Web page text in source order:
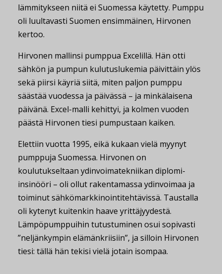
lämmitykseen niitä ei Suomessa käytetty. Pumppu
oli luultavasti Suomen ensimmäinen, Hirvonen
kertoo.
Hirvonen mallinsi pumppua Excelillä. Hän otti
sähkön ja pumpun kulutuslukemia päivittäin ylös
sekä piirsi käyriä siitä, miten paljon pumppu
säästää vuodessa ja päivässä – ja minkälaisena
päivänä. Excel-malli kehittyi, ja kolmen vuoden
päästä Hirvonen tiesi pumpustaan kaiken.
Elettiin vuotta 1995, eikä kukaan vielä myynyt
pumppuja Suomessa. Hirvonen on
koulutukseltaan ydinvoimatekniikan diplomi-
insinööri – oli ollut rakentamassa ydinvoimaa ja
toiminut sähkömarkkinointitehtävissä. Taustalla
oli kytenyt kuitenkin haave yrittäjyydestä.
Lämpöpumppuihin tutustuminen osui sopivasti
”neljänkympin elämänkriisiin”, ja silloin Hirvonen
tiesi: tällä hän tekisi vielä jotain isompaa.